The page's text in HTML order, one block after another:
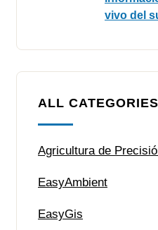
vivo del
ALL CATEGORIES
Agricultura de
EasyAmbient
EasyGis